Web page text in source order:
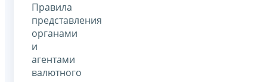
Правила
представления
органами
и
агентами
валютного